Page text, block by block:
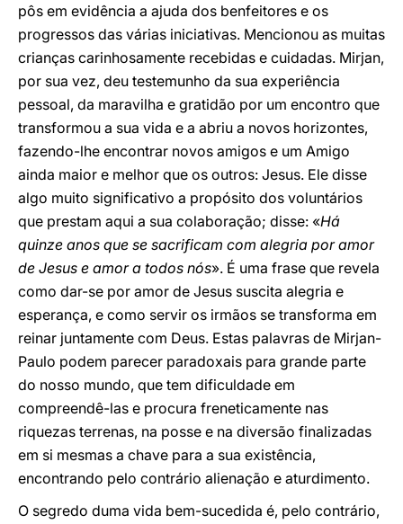
pôs em evidência a ajuda dos benfeitores e os
progressos das várias iniciativas. Mencionou as muitas
crianças carinhosamente recebidas e cuidadas. Mirjan,
por sua vez, deu testemunho da sua experiência
pessoal, da maravilha e gratidão por um encontro que
transformou a sua vida e a abriu a novos horizontes,
fazendo-lhe encontrar novos amigos e um Amigo
ainda maior e melhor que os outros: Jesus. Ele disse
algo muito significativo a propósito dos voluntários
que prestam aqui a sua colaboração; disse: «Há
quinze anos que se sacrificam com alegria por amor
de Jesus e amor a todos nós». É uma frase que revela
como dar-se por amor de Jesus suscita alegria e
esperança, e como servir os irmãos se transforma em
reinar juntamente com Deus. Estas palavras de Mirjan-
Paulo podem parecer paradoxais para grande parte
do nosso mundo, que tem dificuldade em
compreendê-las e procura freneticamente nas
riquezas terrenas, na posse e na diversão finalizadas
em si mesmas a chave para a sua existência,
encontrando pelo contrário alienação e aturdimento.
O segredo duma vida bem-sucedida é, pelo contrário,